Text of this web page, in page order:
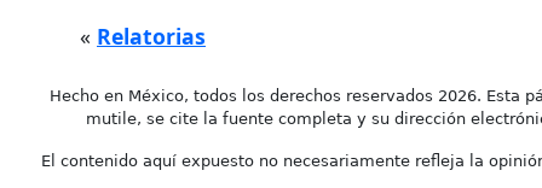
« Relatorias
Hecho en México, todos los derechos reservados 2026. Esta
mutile, se cite la fuente completa y su dirección
El contenido aquí expuesto no necesariamente refleja la